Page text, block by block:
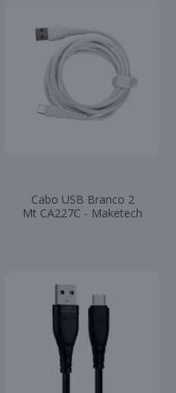
Cabo USB Branco 2
Mt CA227C - Maketech